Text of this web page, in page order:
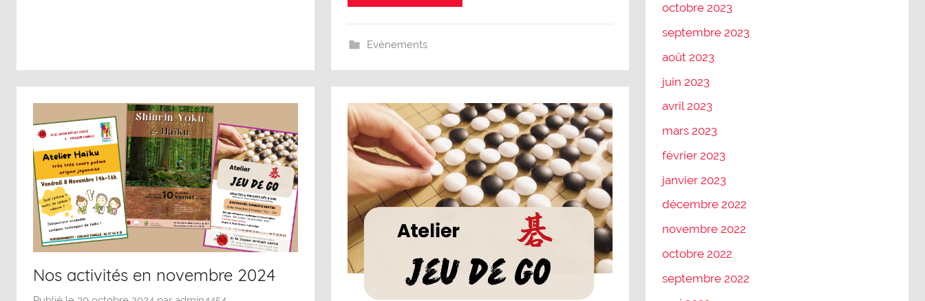
Evènements
Nos activités en novembre 2024
octobre 2023
septembre 2023
août 2023
juin 2023
avril 2023
mars 2023
février 2023
janvier 2023
décembre 2022
novembre 2022
octobre 2022
septembre 2022